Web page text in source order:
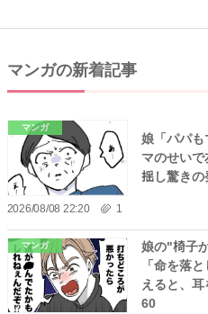
マンガの新着記事
マンガ
娘「パパも
マのせい
揺し驚き
2026/08/08 22:20 1
マンガ
娘の"椅子
「命を落
えると、
60